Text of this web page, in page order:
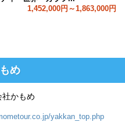
1,452,000円～1,863,000円
め
社かもめ
yakkan_top.php